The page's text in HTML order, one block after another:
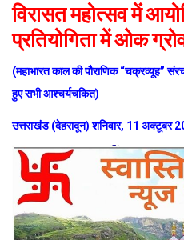
विरासत महोत्सव में
प्रतियोगिता में ओक
(महाभारत काल की पौराणिक “चक्रव्यूह”
हुए सभी आश्चर्यचकित)
उत्तराखंड (देहरादून) शनिवार, 11 अक्टूबर